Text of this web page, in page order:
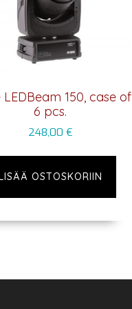
150, case of
6 pcs.
248,00 €
OSTOSKORIIN